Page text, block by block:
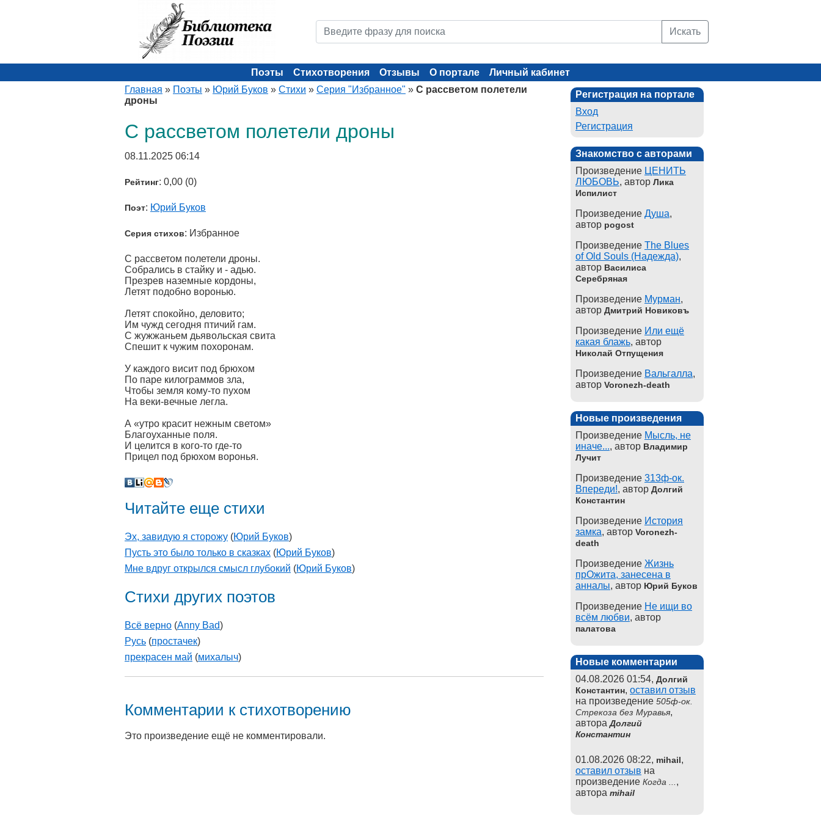
Искать
Поэты Стихотворения Отзывы О портале
Личный кабинет
Главная » Поэты » Юрий Буков » Стихи » Серия "Избранное" » С рассветом полетели
дроны
С рассветом полетели дроны
08.11.2025 06:14
Рейтинг: 0,00 (0)
Поэт: Юрий Буков
Серия стихов: Избранное
С рассветом полетели дроны.
Собрались в стайку и - адью.
Презрев наземные кордоны,
Летят подобно воронью.
Летят спокойно, деловито;
Им чужд сегодня птичий гам.
С жужжаньем дьявольская свита
Спешит к чужим похоронам.
У каждого висит под брюхом
По паре килограммов зла,
Чтобы земля кому-то пухом
На веки-вечные легла.
А «утро красит нежным светом»
Благоуханные поля.
И целится в кого-то где-то
Прицел под брюхом воронья.
Читайте еще стихи
Эх, завидую я сторожу (Юрий Буков)
Пусть это было только в сказках (Юрий Буков)
Мне вдруг открылся смысл глубокий (Юрий Буков)
Стихи других поэтов
Всё верно (Anny Bad)
Русь (простачек)
прекрасен май (михалыч)
Комментарии к стихотворению
Это произведение ещё не комментировали.
Регистрация на портале
Вход
Регистрация
Знакомство с авторами
Произведение ЦЕНИТЬ
ЛЮБОВЬ, автор Лика
Испилист
Произведение Душа,
автор pogost
Произведение The Blues
of Old Souls (Надежда),
автор Василиса
Серебряная
Произведение Мурман,
автор Дмитрий Новиковъ
Произведение Или ещё
какая блажь, автор
Николай Отпущения
Произведение Вальгалла,
автор Voronezh-death
Новые произведения
Произведение Мысль, не
иначе..., автор Владимир
Лучит
Произведение 313ф-ок.
Впереди!, автор Долгий
Константин
Произведение История
замка, автор Voronezh-
death
Произведение Жизнь
прОжита, занесена в
анналы, автор Юрий Буков
Произведение Не ищи во
всём любви, автор
палатова
Новые комментарии
04.08.2026 01:54, Долгий
Константин, оставил отзыв
на произведение 505ф-ок.
Стрекоза без Муравья,
автораДолгий
Константин
01.08.2026 08:22, mihail,
оставил отзыв на
произведение Когда ... ,
автора mihail